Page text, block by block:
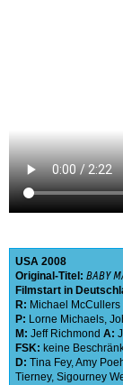
USA 2008
Original-Titel: BABY
Filmstart in
R: Michael McCullers
P: Lorne Michaels,
M: Jeff Richmond A:
FSK: keine
D: Tina Fey,Amy
Tierney, Sigourney